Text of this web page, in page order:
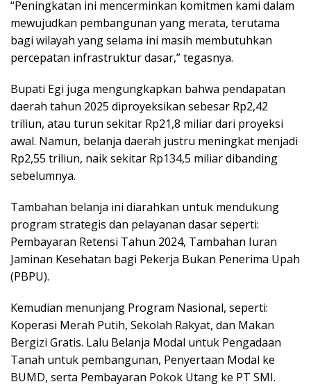
“Peningkatan ini mencerminkan komitmen kami dalam
mewujudkan pembangunan yang merata, terutama
bagi wilayah yang selama ini masih membutuhkan
percepatan infrastruktur dasar,” tegasnya.
Bupati Egi juga mengungkapkan bahwa pendapatan
daerah tahun 2025 diproyeksikan sebesar Rp2,42
triliun, atau turun sekitar Rp21,8 miliar dari proyeksi
awal. Namun, belanja daerah justru meningkat menjadi
Rp2,55 triliun, naik sekitar Rp134,5 miliar dibanding
sebelumnya.
Tambahan belanja ini diarahkan untuk mendukung
program strategis dan pelayanan dasar seperti:
Pembayaran Retensi Tahun 2024, Tambahan Iuran
Jaminan Kesehatan bagi Pekerja Bukan Penerima Upah
(PBPU).
Kemudian menunjang Program Nasional, seperti:
Koperasi Merah Putih, Sekolah Rakyat, dan Makan
Bergizi Gratis. Lalu Belanja Modal untuk Pengadaan
Tanah untuk pembangunan, Penyertaan Modal ke
BUMD, serta Pembayaran Pokok Utang ke PT SMI.